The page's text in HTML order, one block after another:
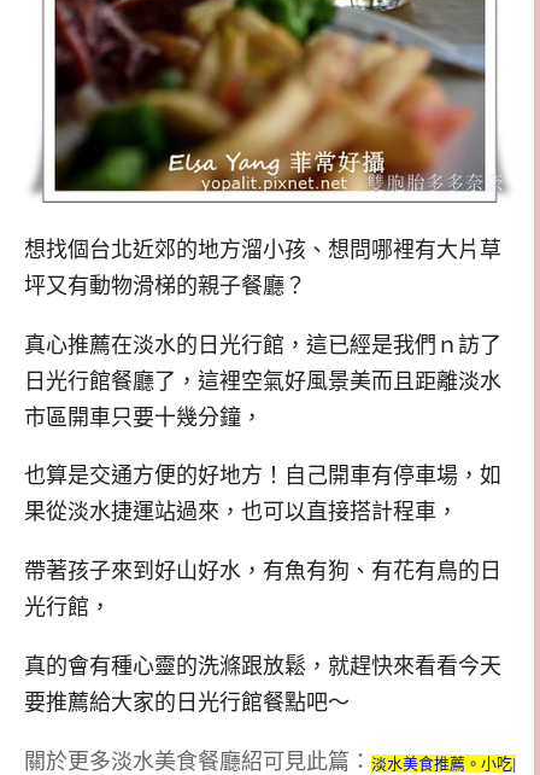
想找個台北近郊的地方溜小孩、想問哪裡有大片草
坪又有動物滑梯的親子餐廳？
真心推薦在淡水的日光行館，這已經是我們ｎ訪了
日光行館餐廳了，這裡空氣好風景美而且距離淡水
市區開車只要十幾分鐘，
也算是交通方便的好地方！自己開車有停車場，如
果從淡水捷運站過來，也可以直接搭計程車，
帶著孩子來到好山好水，有魚有狗、有花有鳥的日
光行館，
真的會有種心靈的洗滌跟放鬆，就趕快來看看今天
要推薦給大家的日光行館餐點吧～
關於更多淡水美食餐廳紹可見此篇： 淡水美食推薦。小吃|